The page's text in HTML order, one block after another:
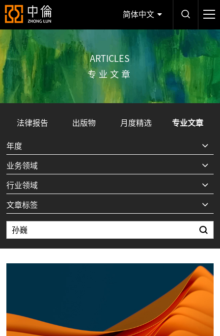
简体中文
ARTICLES
专业文章
法律报告 出版物 月度精选 专业文章
年度
业务领域
行业领域
文章标签